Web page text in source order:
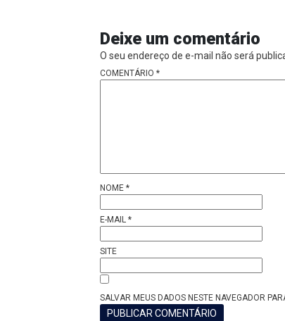
Deixe um comentário
O seu endereço de e-mail não será
COMENTÁRIO *
NOME *
E-MAIL *
SITE
SALVAR MEUS DADOS NESTE NAVEGADOR